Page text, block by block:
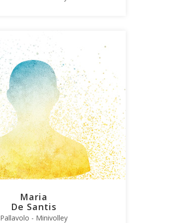
Maria
De Santis
Pallavolo - Minivolley